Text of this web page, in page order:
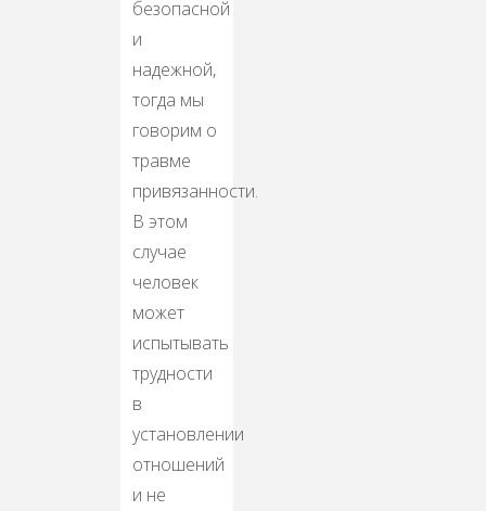
безопасной
и
надежной,
тогда мы
говорим о
травме
привязанности.
В этом
случае
человек
может
испытывать
трудности
в
установлении
отношений
и не